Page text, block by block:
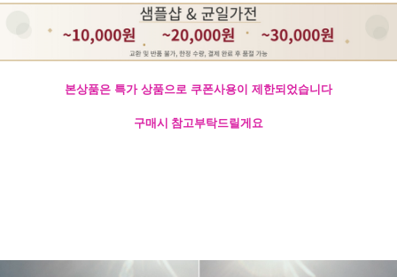
본상품은 특가 상품으로 쿠폰사용이 제한되었습니다
구매시 참고부탁드릴게요